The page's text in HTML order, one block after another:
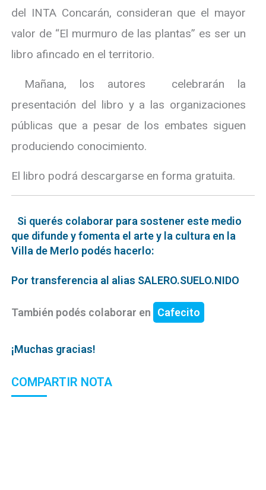
del INTA Concarán, consideran que el mayor
valor de “El murmuro de las plantas” es ser un
libro afincado en el territorio.
Mañana, los autores celebrarán la
presentación del libro y a las organizaciones
públicas que a pesar de los embates siguen
produciendo conocimiento.
El libro podrá descargarse en forma gratuita.
Si querés colaborar para sostener este medio
que difunde y fomenta el arte y la cultura en la
Villa de Merlo podés hacerlo:
Por transferencia al alias SALERO.SUELO.NIDO
También podés colaborar en Cafecito
¡Muchas gracias!
COMPARTIR NOTA